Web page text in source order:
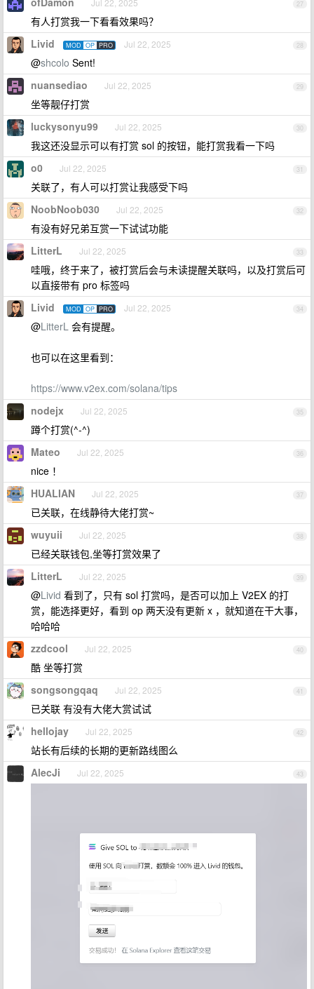
27
Jul 22, 2025
有人打赏我一下看看效果吗？
28
Livid MOD OP PRO Jul 22, 2025
@shcolo Sent!
29
nuansediao Jul 22, 2025
坐等靓仔打赏
30
luckysonyu99 Jul 22, 2025
我这还没显示可以有打赏 sol 的按钮，能打赏我看一下吗
31
o0 Jul 22, 2025
关联了，有人可以打赏让我感受下吗
32
NoobNoob030 Jul 22, 2025
有没有好兄弟互赏一下试试功能
33
LitterL Jul 22, 2025
哇哦，终于来了，被打赏后会与未读提醒关联吗，以及打赏后可
以直接带有 pro 标签吗
34
Livid MOD OP PRO Jul 22, 2025
@LitterL 会有提醒。
也可以在这里看到：
https://www.v2ex.com/solana/tips
35
nodejx Jul 22, 2025
蹲个打赏(^-^)
36
Mateo Jul 22, 2025
nice ！
37
HUALIAN Jul 22, 2025
已关联，在线静待大佬打赏~
38
wuyuii Jul 22, 2025
已经关联钱包,坐等打赏效果了
39
LitterL Jul 22, 2025
@Livid 看到了，只有 sol 打赏吗，是否可以加上 V2EX 的打
赏，能选择更好，看到 op 两天没有更新 x ，就知道在干大事，
哈哈哈
40
zzdcool Jul 22, 2025
酷 坐等打赏
41
songsongqaq Jul 22, 2025
已关联 有没有大佬大赏试试
42
hellojay Jul 22, 2025
站长有后续的长期的更新路线图么
43
AlecJi Jul 22, 2025